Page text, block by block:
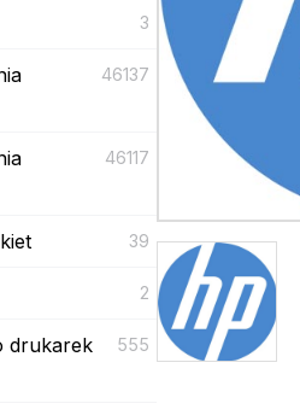
3
46137
46117
39
2
drukarek
555